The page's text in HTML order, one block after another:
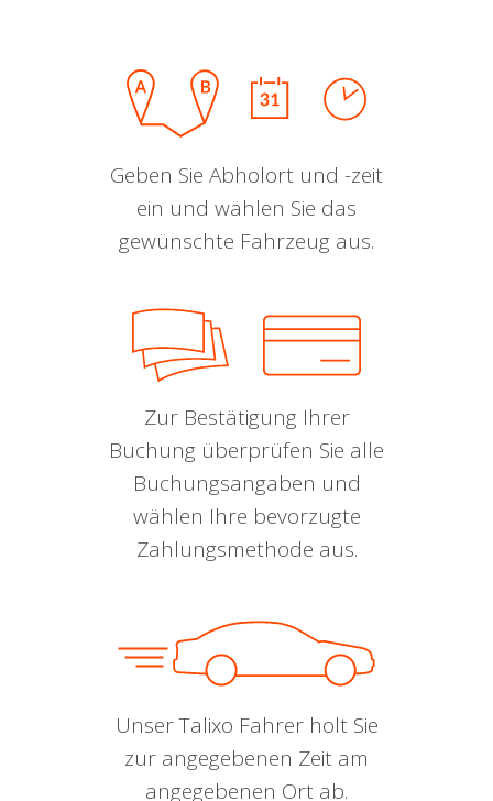
Geben Sie Abholort und -zeit
ein und wählen Sie das
gewünschte Fahrzeug aus.
Zur Bestätigung Ihrer
Buchung überprüfen Sie alle
Buchungsangaben und
wählen Ihre bevorzugte
Zahlungsmethode aus.
Unser Talixo Fahrer holt Sie
zur angegebenen Zeit am
angegebenen Ort ab.